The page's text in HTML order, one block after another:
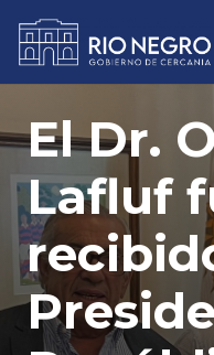
El Dr.
Lafluf